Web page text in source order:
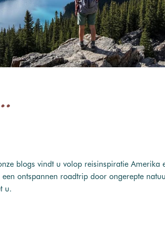
blogs vindt u volop reisinspiratie Amerika
ontspannen roadtrip door ongerepte
u.